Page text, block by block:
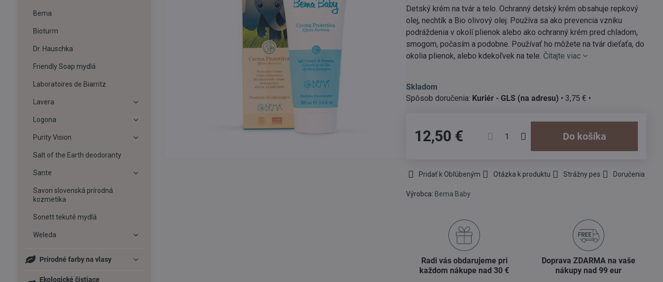
Detský krém na tvár a telo. Ochranný detský krém obsahuje repkový
olej, nechtík a Bio olivový olej. Používa sa ako prevencia vzniku
podráždenia v okolí plienok alebo ako ochranný krém pred chladom,
smogom, počasím a podobne. Používať ho môžete na tvár dieťaťa, do
okolia plienok, alebo kdekoľvek na tele. Čítajte viac
Skladom
Kuriér - GLS (na adresu) •3,75 € •
12,50 € Do košíka
Pridať k Obľúbeným Otázka k produktu Strážny pes Doručenia
Výrobca: Bema Baby
Radi vás obdarujeme pri
každom nákupe nad 30 €
Doprava ZDARMA na vaše
nákupy nad 99 eur
Bema
Bioturm
Dr. Hauschka
Friendly Soap mydlá
Laboratoires de Biarritz
Lavera
Logona
Purity Vision
Salt of the Earth deodoranty
Sante
Savon slovenská prírodná
kozmetika
Sonett tekuté mydlá
Weleda
Prírodné farby na vlasy
Ekologické čistiace